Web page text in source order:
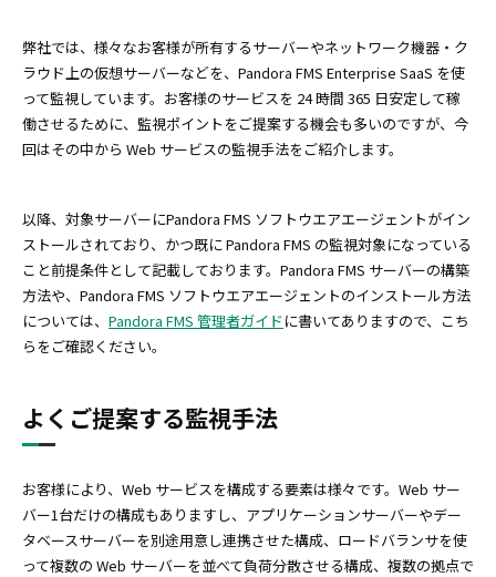
弊社では、様々なお客様が所有するサーバーやネットワーク機器・ク
ラウド上の仮想サーバーなどを、Pandora FMS Enterprise SaaS を使
って監視しています。お客様のサービスを 24 時間 365 日安定して稼
働させるために、監視ポイントをご提案する機会も多いのですが、今
回はその中から Web サービスの監視手法をご紹介します。
以降、対象サーバーにPandora FMS ソフトウエアエージェントがイン
ストールされており、かつ既に Pandora FMS の監視対象になっている
こと前提条件として記載しております。Pandora FMS サーバーの構築
方法や、Pandora FMS ソフトウエアエージェントのインストール方法
については、 Pandora FMS 管理者ガイド に書いてありますので、こち
らをご確認ください。
よくご提案する監視手法
お客様により、Web サービスを構成する要素は様々です。Web サー
バー1台だけの構成もありますし、アプリケーションサーバーやデー
タベースサーバーを別途用意し連携させた構成、ロードバランサを使
って複数の Web サーバーを並べて負荷分散させる構成、複数の拠点で